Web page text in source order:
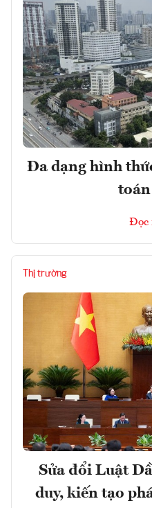
Đa dạng hình
toán
Đọc
Thị trường
Sửa đổi Luật
duy, kiến tạo